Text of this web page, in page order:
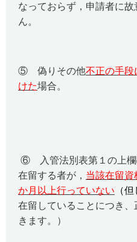
なっておらず，申請者に
ん。
⑤ 偽りその他不正の手段
けた場合。
⑥ 入管法別表第１の上欄
在留する者が， 当該在留資
か月以上行っていない （但
在留していることにつき
きます。）